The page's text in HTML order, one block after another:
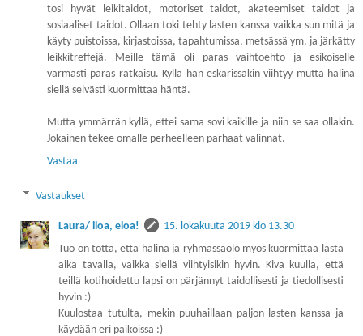
tosi hyvät leikitaidot, motoriset taidot, akateemiset taidot ja
sosiaaliset taidot. Ollaan toki tehty lasten kanssa vaikka sun mitä ja
käyty puistoissa, kirjastoissa, tapahtumissa, metsässä ym. ja järkätty
leikkitreffejä. Meille tämä oli paras vaihtoehto ja esikoiselle
varmasti paras ratkaisu. Kyllä hän eskarissakin viihtyy mutta hälinä
siellä selvästi kuormittaa häntä.
Mutta ymmärrän kyllä, ettei sama sovi kaikille ja niin se saa ollakin.
Jokainen tekee omalle perheelleen parhaat valinnat.
Vastaa
Vastaukset
Laura/ iloa, eloa!
15. lokakuuta 2019 klo 13.30
Tuo on totta, että hälinä ja ryhmässäolo myös kuormittaa lasta
aika tavalla, vaikka siellä viihtyisikin hyvin. Kiva kuulla, että
teillä kotihoidettu lapsi on pärjännyt taidollisesti ja tiedollisesti
hyvin :)
Kuulostaa tutulta, mekin puuhaillaan paljon lasten kanssa ja
käydään eri paikoissa :)